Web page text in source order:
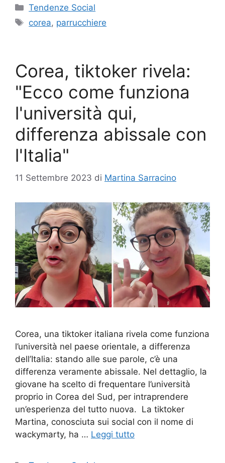
Categorie
Tendenze Social
Tag
corea, parrucchiere
Corea, tiktoker rivela:
"Ecco come funziona
l'università qui,
differenza abissale con
l'Italia"
11 Settembre 2023 di Martina Sarracino
Corea, una tiktoker italiana rivela come funziona
l’università nel paese orientale, a differenza
dell’Italia: stando alle sue parole, c’è una
differenza veramente abissale. Nel dettaglio, la
giovane ha scelto di frequentare l’università
proprio in Corea del Sud, per intraprendere
un’esperienza del tutto nuova. La tiktoker
Martina, conosciuta sui social con il nome di
wackymarty, ha … Leggi tutto